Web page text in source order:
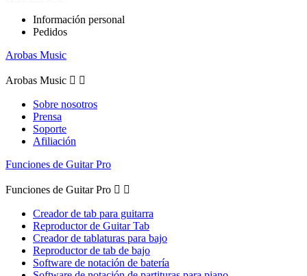
Información personal
Pedidos
Arobas Music
Arobas Music  
Sobre nosotros
Prensa
Soporte
Afiliación
Funciones de Guitar Pro
Funciones de Guitar Pro  
Creador de tab para guitarra
Reproductor de Guitar Tab
Creador de tablaturas para bajo
Reproductor de tab de bajo
Software de notación de batería